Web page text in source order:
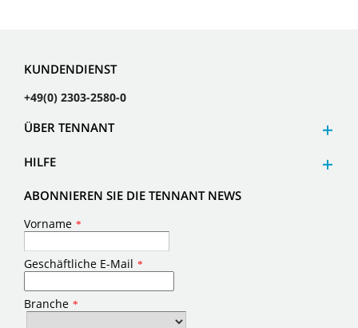
KUNDENDIENST
+49(0) 2303-2580-0
ÜBER TENNANT
HILFE
ABONNIEREN SIE DIE TENNANT NEWS